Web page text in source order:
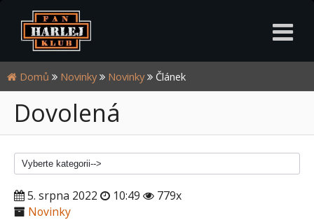
Domů Novinky Novinky Článek
Dovolená
5. srpna 2022 10:49
779x
Novinky